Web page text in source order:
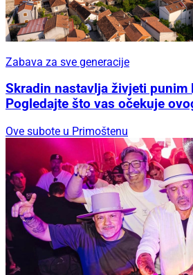
Zabava za sve generacije
Skradin nastavlja živjeti punim
Pogledajte što vas očekuje
Ove subote u Primoštenu